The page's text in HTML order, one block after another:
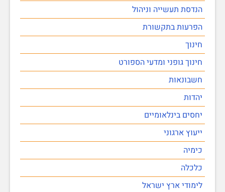
הנדסת תעשייה וניהול
הפרעות בתקשורת
חינוך
חינוך גופני ומדעי הספורט
חשבונאות
יהדות
יחסים בינלאומיים
ייעוץ ארגוני
כימיה
כלכלה
לימודי ארץ ישראל